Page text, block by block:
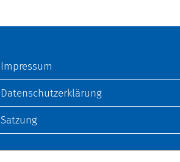
Impressum
Datenschutzerklärung
Satzung